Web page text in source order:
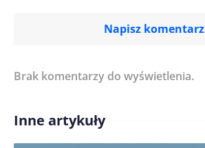
Napisz komentarz
Treść komentarza*
Imię/ Nick*
Brak komentarzy do wyświetlenia.
Inne artykuły